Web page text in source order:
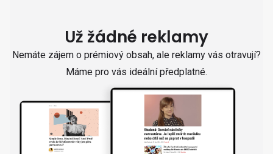
Už žádné reklamy
Nemáte zájem o prémiový obsah, ale reklamy vás otravují?
Máme pro vás ideální předplatné.